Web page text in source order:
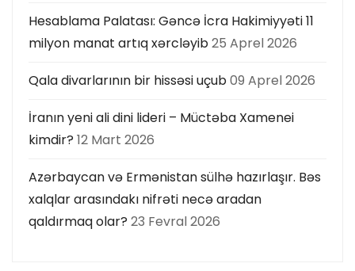
Hesablama Palatası: Gəncə İcra Hakimiyyəti 11
milyon manat artıq xərcləyib25 Aprel 2026
Qala divarlarının bir hissəsi uçub09 Aprel 2026
İranın yeni ali dini lideri – Müctəba Xamenei
kimdir? 12 Mart 2026
Azərbaycan və Ermənistan sülhə hazırlaşır. Bəs
xalqlar arasındakı nifrəti necə aradan
qaldırmaq olar? 23 Fevral 2026